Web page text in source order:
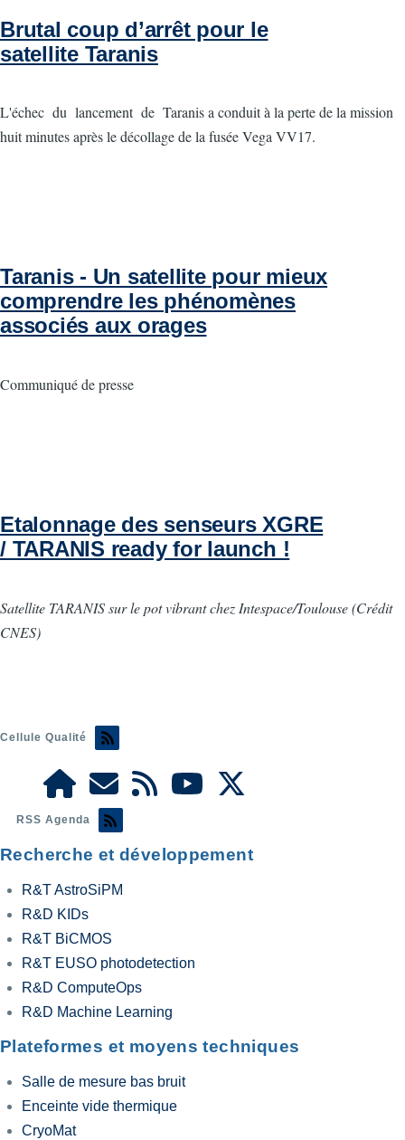
Brutal coup d’arrêt pour le
satellite Taranis
L'échec du lancement de Taranis a conduit à la perte de la mission
huit minutes après le décollage de la fusée Vega VV17.
Taranis - Un satellite pour mieux
comprendre les phénomènes
associés aux orages
Communiqué de presse
Etalonnage des senseurs XGRE
/ TARANIS ready for launch !
Satellite TARANIS sur le pot vibrant chez Intespace/Toulouse (Crédit
CNES)
Cellule Qualité
RSS Agenda
Recherche et développement
R&T AstroSiPM
R&D KIDs
R&T BiCMOS
R&T EUSO photodetection
R&D ComputeOps
R&D Machine Learning
Plateformes et moyens techniques
Salle de mesure bas bruit
Enceinte vide thermique
CryoMat